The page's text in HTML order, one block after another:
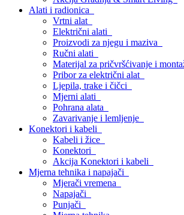
Alati i radionica
Vrtni alat
Električni alati
Proizvodi za njegu i maziva
Ručni alati
Materijal za pričvršćivanje i
Pribor za električni alat
Ljepila, trake i čičci
Mjerni alati
Pohrana alata
Zavarivanje i lemljenje
Konektori i kabeli
Kabeli i žice
Konektori
Akcija Konektori i kabeli
Mjerna tehnika i napajači
Mjerači vremena
Napajači
Punjači